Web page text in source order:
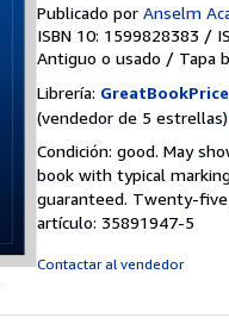
Publicado por Anselm
ISBN 10: 1599828383 /
Antiguo o usado / Tapa
Librería:
(vendedor de 5 estrellas)
Condición: good. May
book with typical
guaranteed. Twenty-
artículo: 35891947-5
Contactar al vendedor